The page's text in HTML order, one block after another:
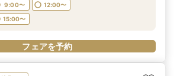
9:00〜
12:00〜
15:00〜
フェアを予約